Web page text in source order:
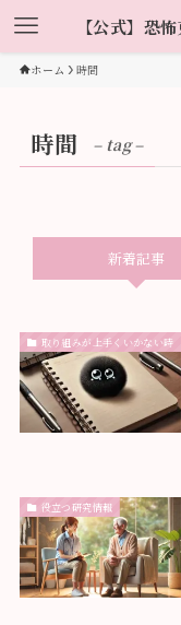
【公式】恐
ホーム 時間
時間 – tag –
新着記事
取り組みが上手くいかない時
役立つ研究情報